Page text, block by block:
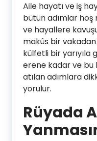
Aile hayatı ve iş
bütün adımlar
ve hayallere
makûs bir
külfetli bir yarıyıla
erene kadar ve
atılan adımlara
yorulur.
Rüyada